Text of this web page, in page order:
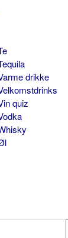
drikke
quiz